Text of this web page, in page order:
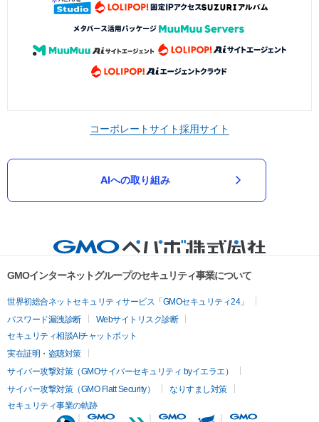
コーポレートサイト採用サイト
AIへの取り組み
GMOインターネットグループのセキュリティ事業について
世界初総合ネットセキュリティサービス「GMOセキュリティ24」
パスワード漏洩診断
Webサイトリスク診断
セキュリティ相談AIチャットボット
実在証明・盗聴対策
サイバー攻撃対策（GMOサイバーセキュリティ byイエラエ）
サイバー攻撃対策（GMO Flatt Security）
なりすまし対策
セキュリティ事業の軌跡